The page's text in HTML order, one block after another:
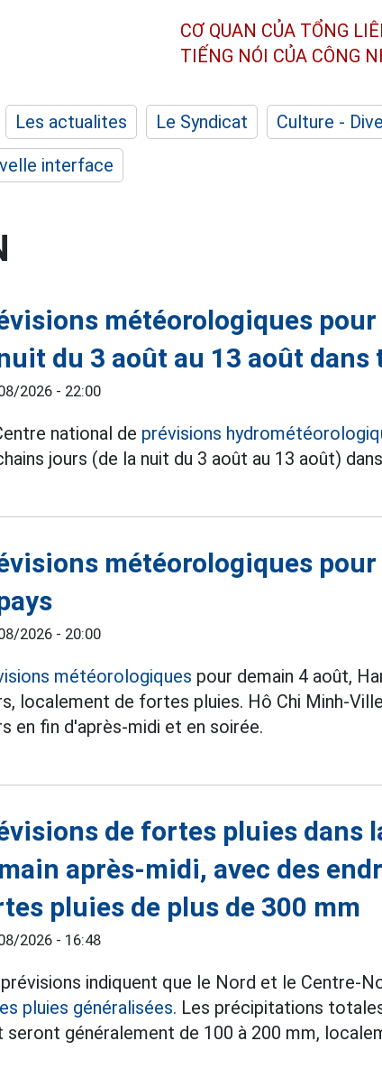
CƠ QUAN CỦA TỔNG
TIẾNG NÓI CỦA CÔNG
Les actualites Le Syndicat Culture -
interface
météorologiques
du 3 août au 13 août dans
2026 - 22:00
national de prévisions
jours (de la nuit du 3 août au 13 août)
météorologiques
2026 - 20:00
météorologiques pour demain 4 août,
localement de fortes pluies. Hô Chi Minh-
en fin d'après-midi et en soirée.
de fortes pluies dans
après-midi, avec des
pluies de plus de 300 mm
2026 - 16:48
indiquent que le Nord et le Centre-
pluies généralisées. Les précipitations
seront généralement de 100 à 200 mm,